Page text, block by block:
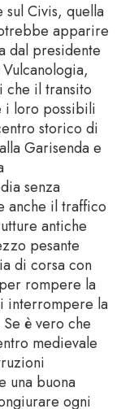
Civis, quella
apparire
dal presidente
che il transito
i loro possibili
storico di
Garisenda e
senza
anche il traffico
antiche
pesante
di corsa con
rompere la
interrompere la
è vero che
medievale
una buona
ogni